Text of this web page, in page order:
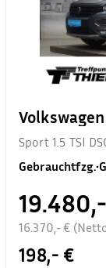
Volkswagen
Sport 1.5 TSI
Gebrauchtfzg.•
16.370,- €
198,- €